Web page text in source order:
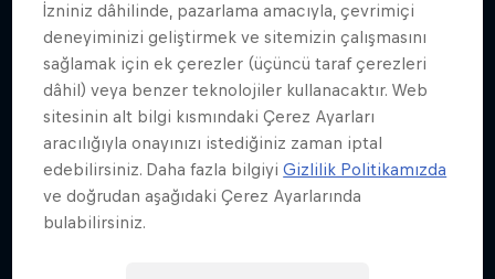
İzniniz dâhilinde, pazarlama amacıyla, çevrimiçi
deneyiminizi geliştirmek ve sitemizin çalışmasını
sağlamak için ek çerezler (üçüncü taraf çerezleri
dâhil) veya benzer teknolojiler kullanacaktır. Web
sitesinin alt bilgi kısmındaki Çerez Ayarları
aracılığıyla onayınızı istediğiniz zaman iptal
edebilirsiniz. Daha fazla bilgiyiGizlilik Politikamızda
ve doğrudan aşağıdaki Çerez Ayarlarında
bulabilirsiniz.